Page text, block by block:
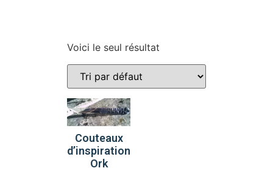
Voici le seul résultat
Couteaux
d’inspiration
Ork